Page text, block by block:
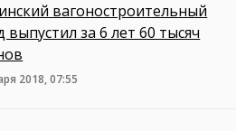
вагоностроительный
выпустил за 6 лет 60 тысяч
2018, 07:55